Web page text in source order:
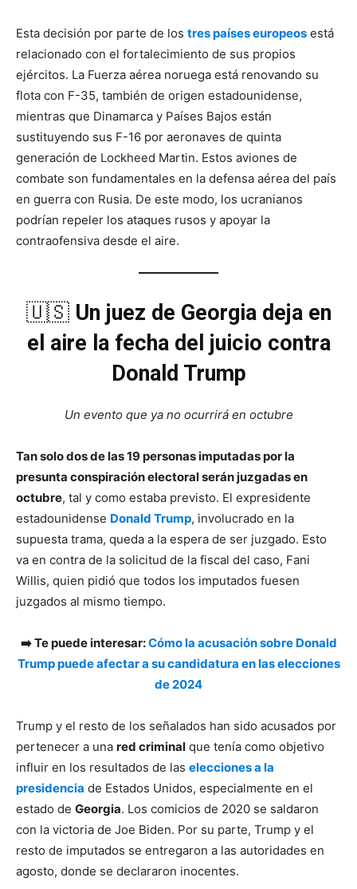
Esta decisión por parte de los tres países europeos está
relacionado con el fortalecimiento de sus propios
ejércitos. La Fuerza aérea noruega está renovando su
flota con F-35, también de origen estadounidense,
mientras que Dinamarca y Países Bajos están
sustituyendo sus F-16 por aeronaves de quinta
generación de Lockheed Martin. Estos aviones de
combate son fundamentales en la defensa aérea del país
en guerra con Rusia. De este modo, los ucranianos
podrían repeler los ataques rusos y apoyar la
contraofensiva desde el aire.
🇺🇸 Un juez de Georgia deja en
el aire la fecha del juicio contra
Donald Trump
Un evento que ya no ocurrirá en octubre
Tan solo dos de las 19 personas imputadas por la
presunta conspiración electoral serán juzgadas en
octubre, tal y como estaba previsto. El expresidente
estadounidense Donald Trump, involucrado en la
supuesta trama, queda a la espera de ser juzgado. Esto
va en contra de la solicitud de la fiscal del caso, Fani
Willis, quien pidió que todos los imputados fuesen
juzgados al mismo tiempo.
➡️ Te puede interesar:Cómo la acusación sobre Donald
Trump puede afectar a su candidatura en las elecciones
de 2024
Trump y el resto de los señalados han sido acusados por
pertenecer a una red criminal que tenía como objetivo
influir en los resultados de las elecciones a la
presidencia de Estados Unidos, especialmente en el
estado de Georgia. Los comicios de 2020 se saldaron
con la victoria de Joe Biden. Por su parte, Trump y el
resto de imputados se entregaron a las autoridades en
agosto, donde se declararon inocentes.